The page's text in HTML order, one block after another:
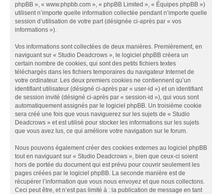
phpBB », « www.phpbb.com », « phpBB Limited », « Équipes phpBB »)
utilisent n’importe quelle information collectée pendant n’importe quelle
session d’utilisation de votre part (désignée ci-après par « vos
informations »).
Vos informations sont collectées de deux manières. Premièrement, en
naviguant sur « Studio Deadcrows », le logiciel phpBB créera un
certain nombre de cookies, qui sont des petits fichiers textes
téléchargés dans les fichiers temporaires du navigateur Internet de
votre ordinateur. Les deux premiers cookies ne contiennent qu’un
identifiant utilisateur (désigné ci-après par « user-id ») et un identifiant
de session invité (désigné ci-après par « session-id »), qui vous sont
automatiquement assignés par le logiciel phpBB. Un troisième cookie
sera créé une fois que vous naviguerez sur les sujets de « Studio
Deadcrows » et est utilisé pour stocker les informations sur les sujets
que vous avez lus, ce qui améliore votre navigation sur le forum.
Nous pouvons également créer des cookies externes au logiciel phpBB
tout en naviguant sur « Studio Deadcrows », bien que ceux-ci soient
hors de portée du document qui est prévu pour couvrir seulement les
pages créées par le logiciel phpBB. La seconde manière est de
récupérer l’information que vous nous envoyez et que nous collectons.
Ceci peut être, et n’est pas limité à : la publication de message en tant